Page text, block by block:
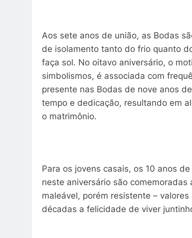
Aos sete anos de união, as Bodas
de isolamento tanto do frio quanto
faça sol. No oitavo aniversário, o
simbolismos, é associada com
presente nas Bodas de nove anos
tempo e dedicação, resultando em
o matrimônio.
Para os jovens casais, os 10 anos
neste aniversário são
maleável, porém resistente –
décadas a felicidade de viver